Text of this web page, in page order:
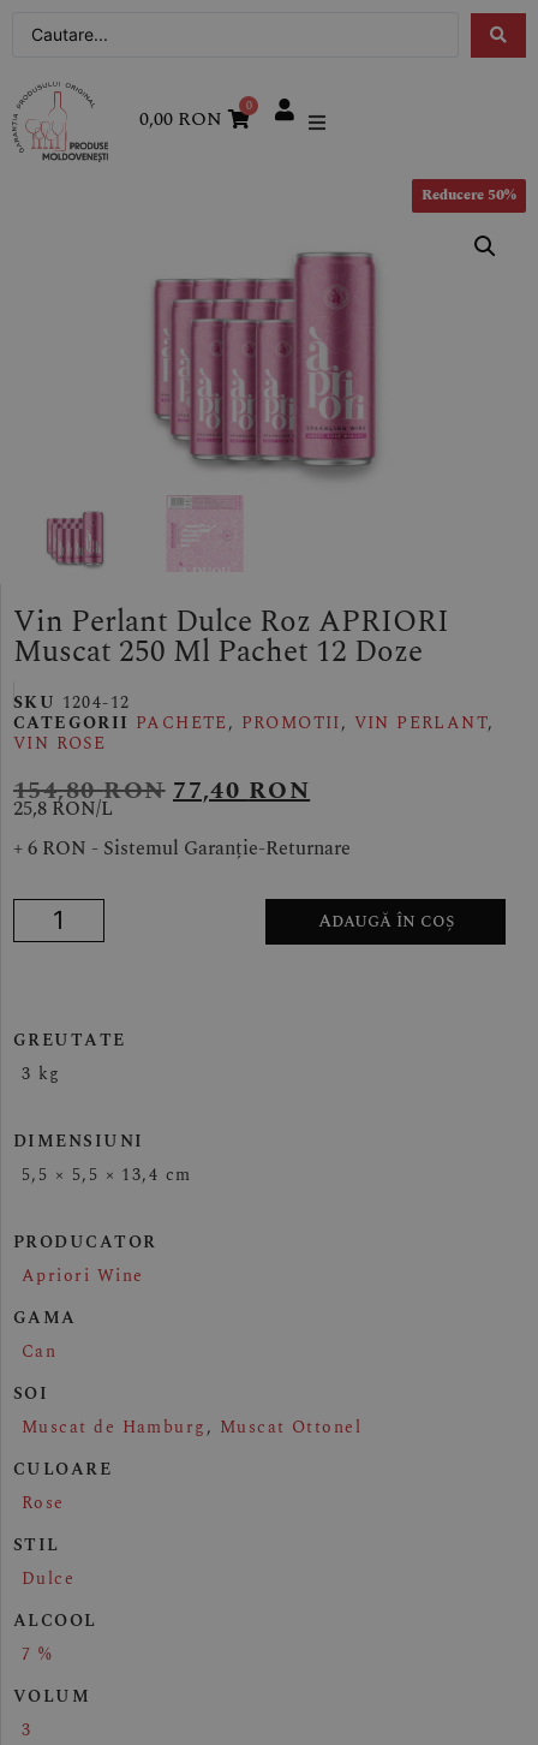
0,00 RON 0
Reducere 50%
Vin Perlant Dulce Roz APRIORI
Muscat 250 Ml Pachet 12 Doze
SKU 1204-12
CATEGORII PACHETE, PROMOTII, VIN PERLANT,
VIN ROSE
154,80RON 77,40RON
25,8 RON/L
+ 6 RON - Sistemul Garanție-Returnare
Adaugă în coș
GREUTATE
3 kg
DIMENSIUNI
5,5 × 5,5 × 13,4 cm
PRODUCATOR
Apriori Wine
GAMA
Can
SOI
Muscat de Hamburg, Muscat Ottonel
CULOARE
Rose
STIL
Dulce
ALCOOL
7 %
VOLUM
3